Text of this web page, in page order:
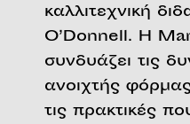
καλλιτεχνική
O’Donnell. Η
συνδυάζει τις
ανοιχτής
τις πρακτικές